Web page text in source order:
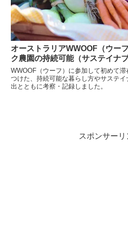
オーストラリアWWOOF（ウー
ク農園の持続可能（サステイナ
WWOOF（ウーフ）に参加して初めて
つけた、持続可能な暮らし方やサステ
出とともに考察・記録しました。
スポンサーリ